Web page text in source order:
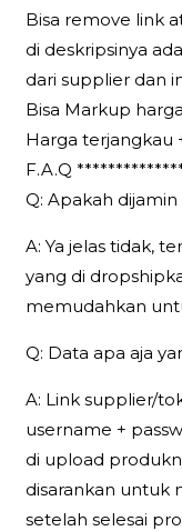
Bisa remove link
di deskripsinya
dari supplier dan
Bisa Markup
Harga terjangkau
F.A.Q
Q: Apakah
A: Ya jelas tidak,
yang di
memudahkan
Q: Data apa aja
A: Link supplier/
username +
di upload
disarankan untuk
setelah selesai